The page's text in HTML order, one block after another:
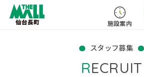
施設案内
スタッフ募集
RECRUIT